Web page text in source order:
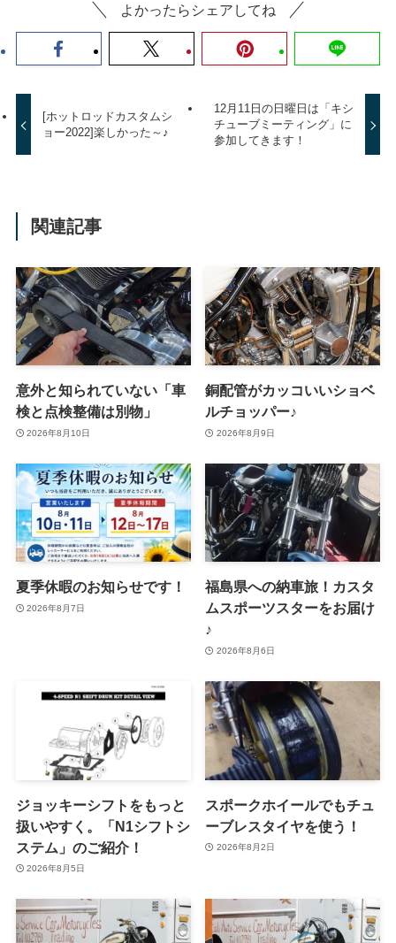
よかったらシェアしてね
[ホットロッドカスタムシ
ョー2022]楽しかった～♪
12月11日の日曜日は「キシ
チューブミーティング」に
参加してきます！
関連記事
意外と知られていない「車
検と点検整備は別物」
2026年8月10日
銅配管がカッコいいショベ
ルチョッパー♪
2026年8月9日
夏季休暇のお知らせです！
2026年8月7日
福島県への納車旅！カスタ
ムスポーツスターをお届け
♪
2026年8月6日
ジョッキーシフトをもっと
扱いやすく。「N1シフトシ
ステム」のご紹介！
2026年8月5日
スポークホイールでもチュ
ーブレスタイヤを使う！
2026年8月2日